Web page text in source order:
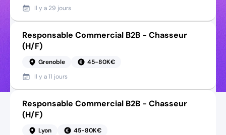
Il y a 29 jours
Responsable Commercial B2B - Chasseur
(H/F)
Grenoble
45-80K€
Il y a11 jours
Responsable Commercial B2B - Chasseur
(H/F)
Lyon
45-80K€